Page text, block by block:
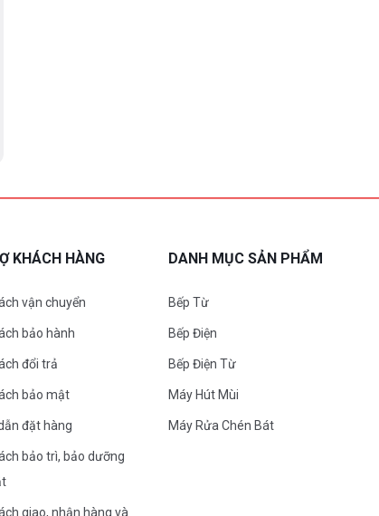
tạo độ cân bằng cho sản phẩm và
thường
bẩn, hạn chế dính thức ăn, thực phẩm
với độ cứng 58 HRC, tăng độ bền
thời gian trong công đoạn sơ chế thực
được đánh giá cao và ưa chuộng trên
KHÁCH HÀNG
vận chuyển
bảo hành
đổi trả
bảo mật
đặt hàng
bảo trì, bảo dưỡng
giao, nhận hàng và
DANH MỤC SẢN PHẨM
Bếp Từ
Bếp Điện
Bếp Điện Từ
Máy Hút Mùi
Máy Rửa Chén Bát